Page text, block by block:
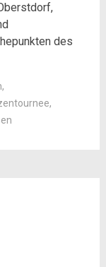
des
,
,